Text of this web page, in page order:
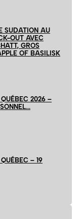
SUDATION AU
OUT AVEC
GROS
OF BASILISK
QUÉBEC 2026 –
– 19